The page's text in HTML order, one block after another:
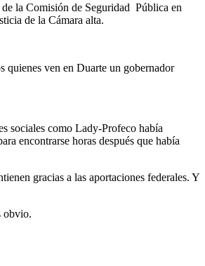
la Comisión de Seguridad Pública en
de la Cámara alta.
quienes ven en Duarte un gobernador
sociales como Lady-Profeco había
encontrarse horas después que había
gracias a las aportaciones federales. Y
obvio.